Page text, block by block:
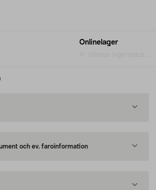
Onlinelager
och ev. faroinformation